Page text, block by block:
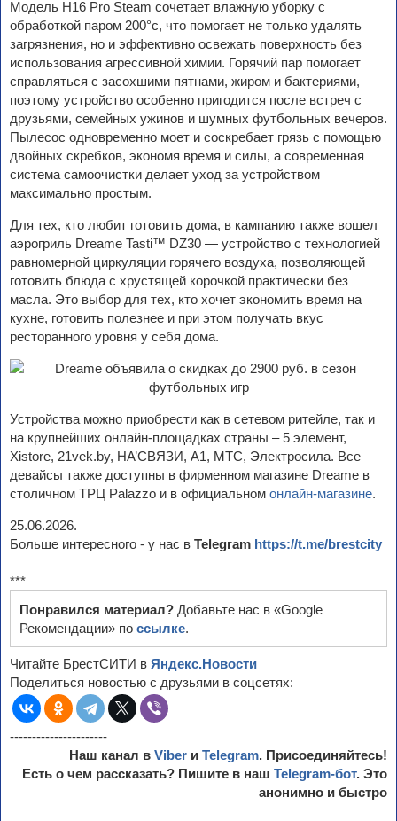
Модель H16 Pro Steam сочетает влажную уборку с
обработкой паром 200°c, что помогает не только удалять
загрязнения, но и эффективно освежать поверхность без
использования агрессивной химии. Горячий пар помогает
справляться с засохшими пятнами, жиром и бактериями,
поэтому устройство особенно пригодится после встреч с
друзьями, семейных ужинов и шумных футбольных вечеров.
Пылесос одновременно моет и соскребает грязь с помощью
двойных скребков, экономя время и силы, а современная
система самоочистки делает уход за устройством
максимально простым.
Для тех, кто любит готовить дома, в кампанию также вошел
аэрогриль Dreame Tasti™ DZ30 — устройство с технологией
равномерной циркуляции горячего воздуха, позволяющей
готовить блюда с хрустящей корочкой практически без
масла. Это выбор для тех, кто хочет экономить время на
кухне, готовить полезнее и при этом получать вкус
ресторанного уровня у себя дома.
Устройства можно приобрести как в сетевом ритейле, так и
на крупнейших онлайн-площадках страны – 5 элемент,
Xistore, 21vek.by, НА’СВЯЗИ, А1, МТС, Электросила. Все
девайсы также доступны в фирменном магазине Dreame в
столичном ТРЦ Palazzo и в официальном онлайн-магазине.
25.06.2026.
Больше интересного - у нас в Telegram https://t.me/brestcity
***
Понравился материал? Добавьте нас в «Google
Рекомендации» по ссылке.
Читайте БрестСИТИ в Яндекс.Новости
Поделиться новостью с друзьями в соцсетях:
----------------------
Наш канал в Viber и Telegram. Присоединяйтесь!
Есть о чем рассказать? Пишите в наш Telegram-бот. Это
анонимно и быстро